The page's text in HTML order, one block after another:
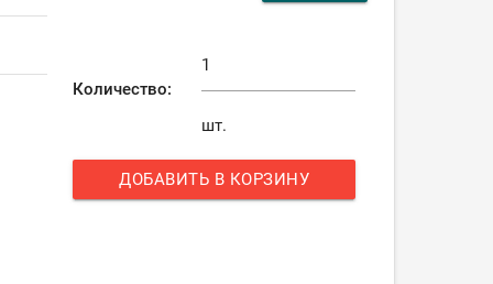
Количество:
шт.
ДОБАВИТЬ В КОРЗИНУ